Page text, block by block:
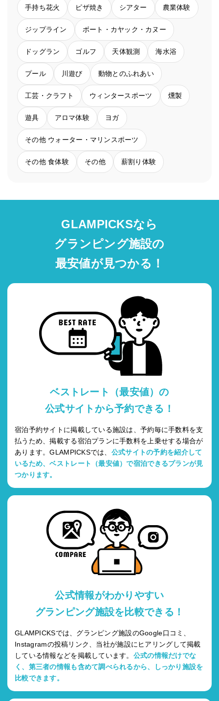
手持ち花火 ピザ焼き シアター 農業体験
ジップライン ボート・カヤック・カヌー
ドッグラン ゴルフ 天体観測 海水浴
プール 川遊び 動物とのふれあい
工芸・クラフト ウィンタースポーツ 燻製
遊具 アロマ体験 ヨガ
その他 ウォーター・マリンスポーツ
その他 食体験 その他 薪割り体験
GLAMPICKSなら
グランピング施設の
最安値が見つかる！
ベストレート（最安値）の
公式サイトから予約できる！
宿泊予約サイトに掲載している施設は、予約毎に手数料を支
払うため、掲載する宿泊プランに手数料を上乗せする場合が
あります。GLAMPICKSでは、 公式サイトの予約を紹介して
いるため、ベストレート（最安値）で宿泊できるプランが見
つかります。
公式情報がわかりやすい
グランピング施設を比較できる！
GLAMPICKSでは、グランピング施設のGoogle口コミ、
Instagramの投稿リンク、当社が施設にヒアリングして掲載
している情報などを掲載しています。 公式の情報だけでな
く、第三者の情報も含めて調べられるから、しっかり施設を
比較できます。